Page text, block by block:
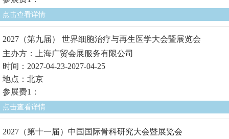
点击查看详情
2027（第九届） 世界细胞治疗与再生医学大会暨展览会
主办方：上海广贸会展服务有限公司
时间：2027-04-23-2027-04-25
地点：北京
参展费1：
点击查看详情
2027（第十一届）中国国际骨科研究大会暨展览会